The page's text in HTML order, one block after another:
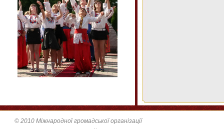
© 2010 Міжнародної громадської організації